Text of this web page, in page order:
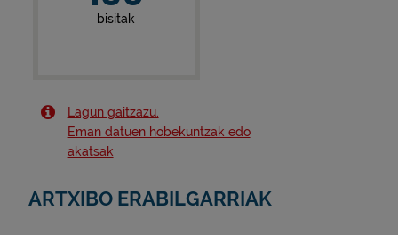
bisitak
Lagun gaitzazu.
Eman datuen hobekuntzak edo
akatsak
ARTXIBO ERABILGARRIAK